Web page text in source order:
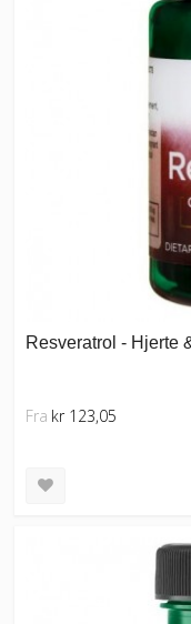
Resveratrol - Hjerte
Fra kr 123,05